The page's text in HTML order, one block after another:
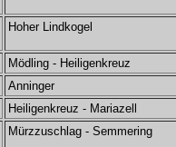
Hoher Lindkogel
Mödling - Heiligenkreuz
Anninger
Heiligenkreuz - Mariazell
Mürzzuschlag - Semmering